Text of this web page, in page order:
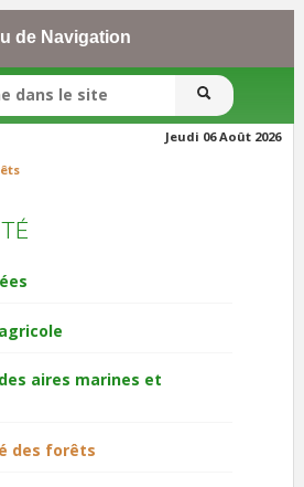
de Navigation
RECHERCHE
Jeudi 06 Août 2026
aires marines et
des forêts